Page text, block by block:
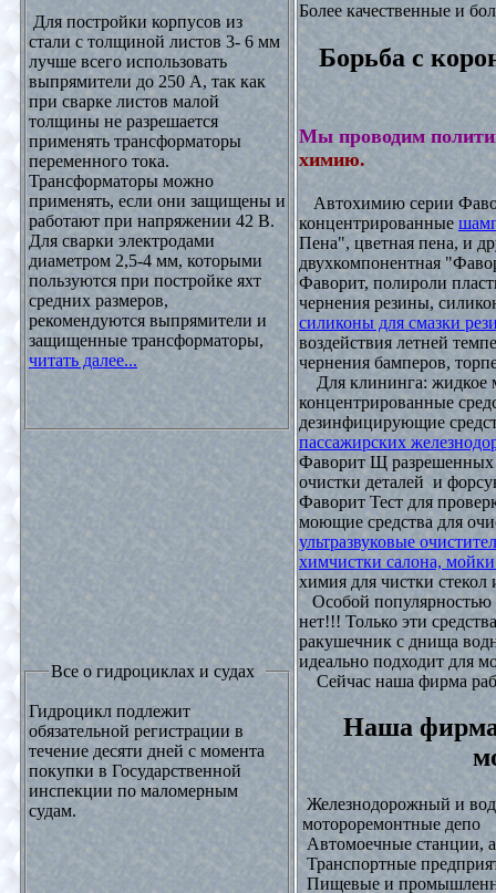
Для постройки корпусов из
стали с толщиной листов 3- 6 мм
лучше всего использовать
выпрямители до 250 А, так как
при сварке листов малой
толщины не разрешается
применять трансформаторы
переменного тока.
Трансформаторы можно
применять, если они защищены и
работают при напряжении 42 В.
Для сварки электродами
диаметром 2,5-4 мм, которыми
пользуются при постройке яхт
средних размеров,
рекомендуются выпрямители и
защищенные трансформаторы,
читать далее...
Все о гидроциклах и судах
Гидроцикл подлежит
обязательной регистрации в
течение десяти дней с момента
покупки в Государственной
инспекции по маломерным
судам.
Более качественные и
Борьба с
Мы проводим
химию.
Автохимию серии
концентрированные
Пена", цветная пена, и
двухкомпонентная
Фаворит, полироли
чернения резины,
силиконы для смазки
воздействия летней
чернения бамперов,
Для клининга: жидкое
концентрированные
дезинфицирующие
пассажирских
Фаворит Щ
очистки деталей и
Фаворит Тест для
моющие средства для
ультразвуковые
химчистки салона,
химия для чистки стекол
Особой популярностью
нет!!! Только эти
ракушечник с днища
идеально подходит для
Сейчас наша фирма
Наша фирма
Железнодорожный и
мотороремонтные депо
Автомоечные станции,
Транспортные
Пищевые и